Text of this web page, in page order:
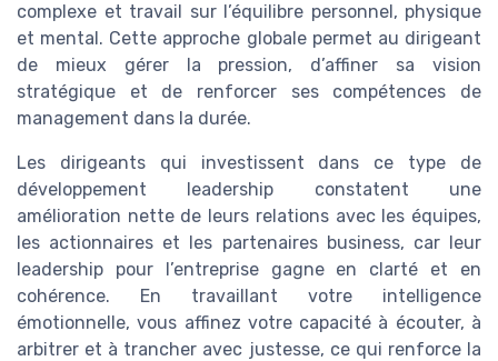
complexe et travail sur l’équilibre personnel, physique
et mental. Cette approche globale permet au dirigeant
de mieux gérer la pression, d’affiner sa vision
stratégique et de renforcer ses compétences de
management dans la durée.
Les dirigeants qui investissent dans ce type de
développement leadership constatent une
amélioration nette de leurs relations avec les équipes,
les actionnaires et les partenaires business, car leur
leadership pour l’entreprise gagne en clarté et en
cohérence. En travaillant votre intelligence
émotionnelle, vous affinez votre capacité à écouter, à
arbitrer et à trancher avec justesse, ce qui renforce la